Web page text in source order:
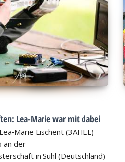
Lea-Marie war mit dabei
Lischent (3AHEL)
an der
in Suhl (Deutschland)